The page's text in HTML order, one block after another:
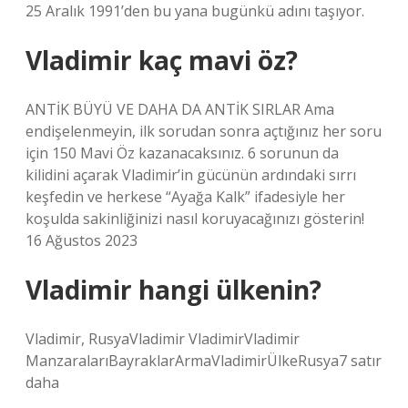
25 Aralık 1991’den bu yana bugünkü adını taşıyor.
Vladimir kaç mavi öz?
ANTİK BÜYÜ VE DAHA DA ANTİK SIRLAR Ama
endişelenmeyin, ilk sorudan sonra açtığınız her soru
için 150 Mavi Öz kazanacaksınız. 6 sorunun da
kilidini açarak Vladimir’in gücünün ardındaki sırrı
keşfedin ve herkese “Ayağa Kalk” ifadesiyle her
koşulda sakinliğinizi nasıl koruyacağınızı gösterin!
16 Ağustos 2023
Vladimir hangi ülkenin?
Vladimir, RusyaVladimir VladimirVladimir
ManzaralarıBayraklarArmaVladimirÜlkeRusya7 satır
daha